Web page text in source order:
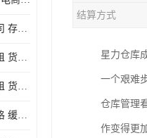
办公用品类云仓仓储公司 存货周转很快 电商仓储物流战略整合
办公用品类托管仓库出租 货物装卸方便 电商仓储物流战略合作
建材用品类临时仓库出租 货物装卸方便 仓储供应链配套
酒店设备类云仓仓储价格 缓解企业储存压力 智能电商配套
结算方式
星力仓库
一个艰难
仓库管理
作变得更